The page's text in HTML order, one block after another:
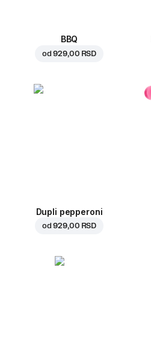
BBQ
od929,00 RSD
Dupli pepperoni
od929,00 RSD